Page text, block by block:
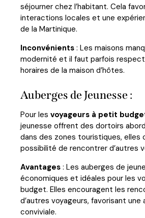
séjourner chez l’habitant. Cela
interactions locales et une
de la Martinique.
Inconvénients : Les maisons
modernité et il faut parfois
horaires de la maison d’hôtes.
Auberges de Jeunesse :
Pour les voyageurs à petit
jeunesse offrent des dortoirs
dans des zones touristiques, elles
possibilité de rencontrer d’autres
Avantages : Les auberges de
économiques et idéales pour les
budget. Elles encouragent les
d’autres voyageurs, favorisant une
conviviale.